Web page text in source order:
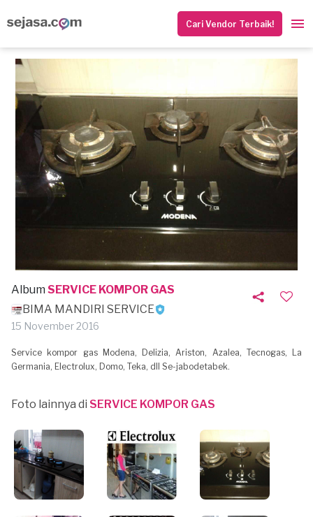
Cari Vendor Terbaik!
Album SERVICE KOMPOR GAS
BIMA MANDIRI SERVICE
15 November 2016
Service kompor gas Modena, Delizia, Ariston, Azalea, Tecnogas, La
Germania, Electrolux, Domo, Teka, dll Se-jabodetabek.
Foto lainnya di SERVICE KOMPOR GAS